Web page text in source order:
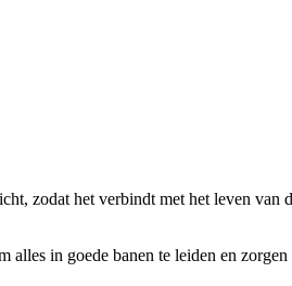
zodat het verbindt met het leven van
in goede banen te leiden en